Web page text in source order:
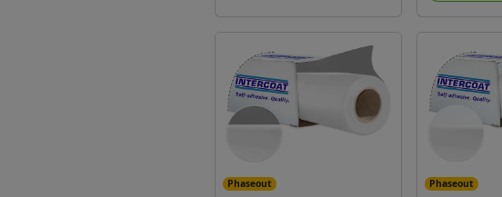
Phaseout Phaseout